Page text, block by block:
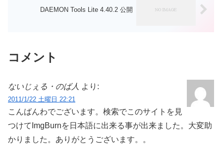
DAEMON Tools Lite 4.40.2 公開
コメント
ないじぇる・のば人 より:
2011/1/22 土曜日 22:21
こんばんわでございます。検索でこのサイトを見
つけてImgBurnを日本語に出来る事が出来ました。大変助
かりました。ありがとうございます。。